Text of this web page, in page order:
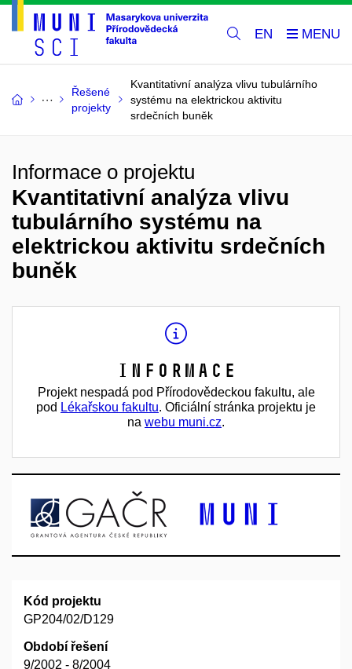
EN
Řešené
projekty
Kvantitativní analýza vlivu tubulárního
systému na elektrickou aktivitu
srdečních buněk
Informace o projektu
Kvantitativní analýza vlivu
tubulárního systému na
elektrickou aktivitu srdečních
buněk
Informace
Projekt nespadá pod Přírodovědeckou fakultu, ale
pod Lékařskou fakultu. Oficiální stránka projektu je
na webu muni.cz.
Kód projektu
GP204/02/D129
Období řešení
9/2002 - 8/2004